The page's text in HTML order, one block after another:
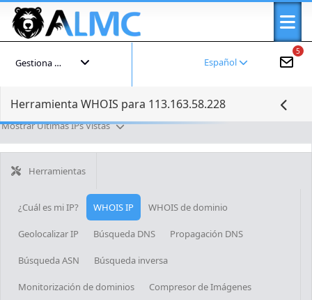
5
Español
Gestiona tu cuenta
Herramienta WHOIS para 113.163.58.228
Mostrar Últimas IPs Vistas
Herramientas
¿Cuál es mi IP? WHOIS IP WHOIS de dominio
Geolocalizar IP Búsqueda DNS Propagación DNS
Búsqueda ASN Búsqueda inversa
Monitorización de dominios Compresor de Imágenes